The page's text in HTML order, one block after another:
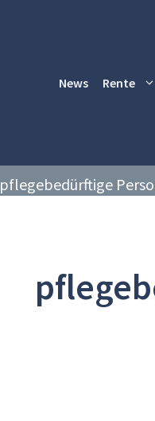
News Rente
pflegebedürftige